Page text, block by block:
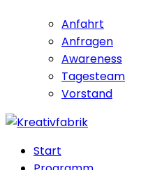
Anfahrt
Anfragen
Awareness
Tagesteam
Vorstand
Start